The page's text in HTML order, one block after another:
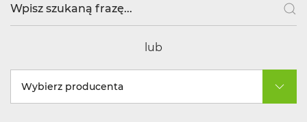
lub
Wybierz producenta